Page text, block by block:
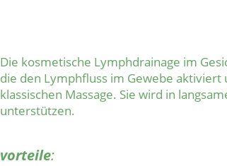
Die kosmetische Lymphdrainage im
die den Lymphfluss im Gewebe
klassischen Massage. Sie wird in
unterstützen.
vorteile: